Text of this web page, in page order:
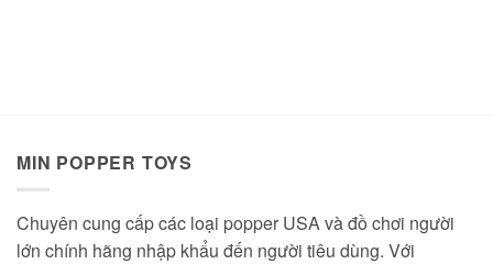
MIN POPPER TOYS
Chuyên cung cấp các loại popper USA và đồ chơi người
lớn chính hãng nhập khẩu đến người tiêu dùng. Với